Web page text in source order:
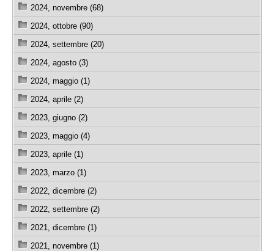
2024, novembre (68)
2024, ottobre (90)
2024, settembre (20)
2024, agosto (3)
2024, maggio (1)
2024, aprile (2)
2023, giugno (2)
2023, maggio (4)
2023, aprile (1)
2023, marzo (1)
2022, dicembre (2)
2022, settembre (2)
2021, dicembre (1)
2021, novembre (1)